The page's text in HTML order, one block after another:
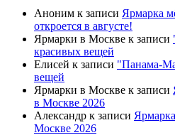
Аноним к записи Ярмарка
откроется в августе!
Ярмарки в Москве к записи
красивых вещей
Елисей к записи "Панама-
вещей
Ярмарки в Москве к записи
в Москве 2026
Александр к записи
Москве 2026